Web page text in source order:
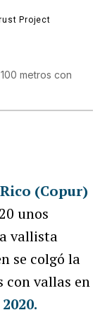
metros con
(Copur)
unos
vallista
se colgó la
con vallas en